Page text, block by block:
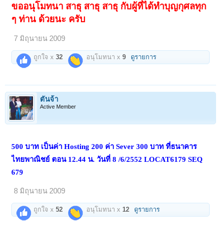
ขออนุโมทนา สาธุ สาธุ สาธุ กับผู้ที่ได้ทำบุญกุศลทุก
ๆ ท่าน ด้วยนะ ครับ
7 มิถุนายน 2009
ถูกใจ x32 อนุโมทนา x9 ดูรายการ
ตั๋นจ้า
Active Member
500 บาท เป็นค่า Hosting 200 ค่า Sever 300 บาท ที่ธนาคาร
ไทยพาณิชย์ ตอน 12.44 น. วันที่ 8 /6/2552 LOCAT6179 SEQ
679
8 มิถุนายน 2009
ถูกใจ x52 อนุโมทนา x12 ดูรายการ